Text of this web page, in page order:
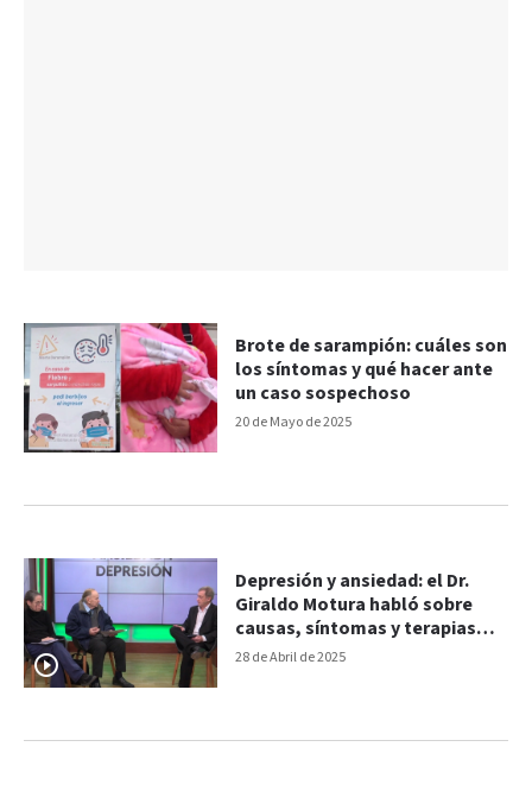
20 de Mayo de 2025
Brote de sarampión: cuáles son
los síntomas y qué hacer ante
un caso sospechoso
28 de Abril de 2025
Depresión y ansiedad: el Dr.
Giraldo Motura habló sobre
causas, síntomas y terapias
naturales